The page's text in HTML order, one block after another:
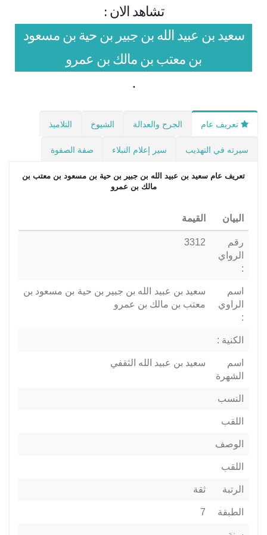
تشاهد الان :
سعيد بن عبيد الله بن جبير بن حية بن مسعود
بن معتب بن مالك بن عمرو
.
تعريف عام الجرح والعدالة الشيوخ التلاميذ
سيرته في التهذيب سير إعلام النبلاء صفة الصفوة
تعريف عام سعيد بن عبيد الله بن جبير بن حية بن مسعود بن معتب بن
مالك بن عمرو
البيان القيمة
رقم
الرواي
:
3312
اسم
الراوي
:
سعيد بن عبيد الله بن جبير بن حية بن مسعود بن
معتب بن مالك بن عمرو
الكنية :
اسم
الشهرة
سعيد بن عبيد الله الثقفي
النسب
اللقب
الوصف
اللقب
الرتبة ثقة
الطبقة 7